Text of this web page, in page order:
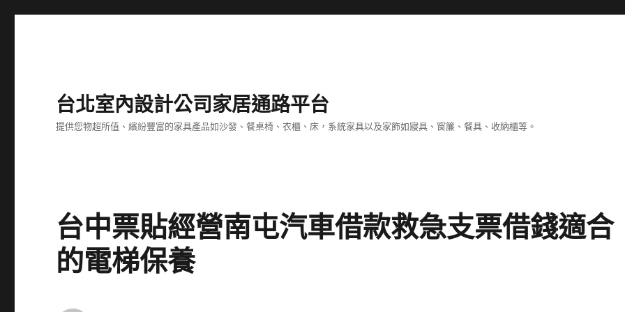
台北室內設計公司家居通路平台
提供您物超所值、繽紛豐富的家具產品如沙發、餐桌椅、衣櫃、床，系統家具以及家飾如寢具、窗簾、餐具、收納櫃等。
台中票貼經營南屯汽車借款救急支票借錢適合
的電梯保養